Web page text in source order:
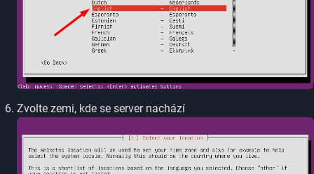
Zvolte zemi, kde se server nachází